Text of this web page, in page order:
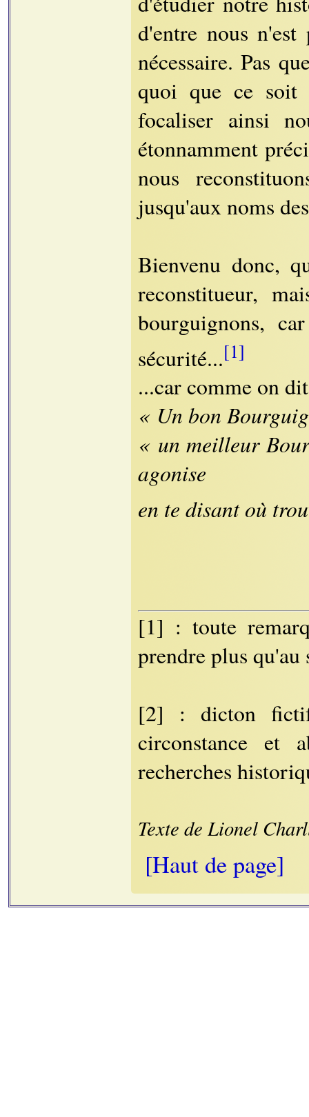
d'entre nous
nécessaire. Pas
quoi que ce soit
focaliser ainsi
étonnamment
nous
jusqu'aux noms
Bienvenu donc,
reconstitueur,
bourguignons,
sécurité...[1]
...car comme on
« Un bon
« un meilleur
agonise
en te disant où
[1] : toute
prendre plus
[2] : dicton
circonstance et
recherches
Texte de Lionel
[Haut de page]